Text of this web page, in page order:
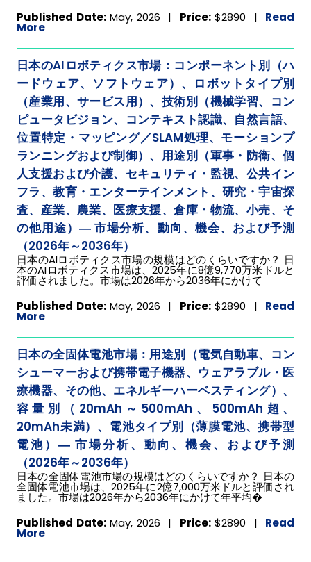
Published Date:May, 2026 | Price:$2890 | Read
More
日本のAIロボティクス市場：コンポーネント別（ハ
ードウェア、ソフトウェア）、ロボットタイプ別
（産業用、サービス用）、技術別（機械学習、コン
ピュータビジョン、コンテキスト認識、自然言語、
位置特定・マッピング／SLAM処理、モーションプ
ランニングおよび制御）、用途別（軍事・防衛、個
人支援および介護、セキュリティ・監視、公共イン
フラ、教育・エンターテインメント、研究・宇宙探
査、産業、農業、医療支援、倉庫・物流、小売、そ
の他用途）― 市場分析、動向、機会、および予測
（2026年～2036年）
日本のAIロボティクス市場の規模はどのくらいですか？ 日
本のAIロボティクス市場は、2025年に8億9,770万米ドルと
評価されました。市場は2026年から2036年にかけて
Published Date:May, 2026 | Price:$2890 | Read
More
日本の全固体電池市場：用途別（電気自動車、コン
シューマーおよび携帯電子機器、ウェアラブル・医
療機器、その他、エネルギーハーベスティング）、
容量別（20mAh～500mAh、500mAh超、
20mAh未満）、電池タイプ別（薄膜電池、携帯型
電池）― 市場分析、動向、機会、および予測
（2026年～2036年）
日本の全固体電池市場の規模はどのくらいですか？ 日本の
全固体電池市場は、2025年に2億7,000万米ドルと評価され
ました。市場は2026年から2036年にかけて年平均�
Published Date:May, 2026 | Price:$2890 | Read
More